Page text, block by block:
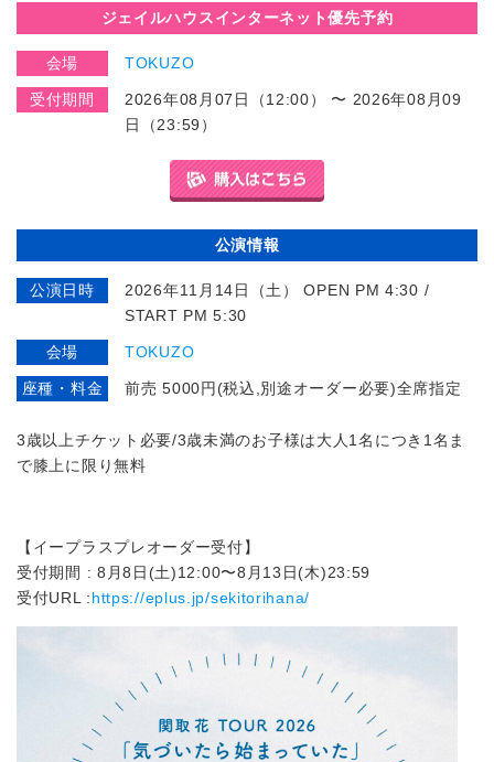
ジェイルハウスインターネット優先予約
会場 TOKUZO
受付期間
2026年08月07日（12:00） 〜 2026年08月09
日（23:59）
公演情報
公演日時
2026年11月14日（土） OPEN PM 4:30 /
START PM 5:30
会場 TOKUZO
座種・料金 前売 5000円(税込,別途オーダー必要)全席指定
3歳以上チケット必要/3歳未満のお子様は大人1名につき1名ま
で膝上に限り無料
【イープラスプレオーダー受付】
受付期間 : 8月8日(土)12:00〜8月13日(木)23:59
受付URL :https://eplus.jp/sekitorihana/